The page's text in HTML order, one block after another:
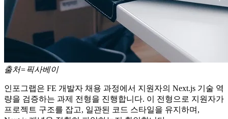
출처=픽사베이
인포그랩은 FE 개발자 채용 과정에서 지원자의 Next.js 기술 역
량을 검증하는 과제 전형을 진행합니다. 이 전형으로 지원자가
프로젝트 구조를 잡고, 일관된 코드 스타일을 유지하며,